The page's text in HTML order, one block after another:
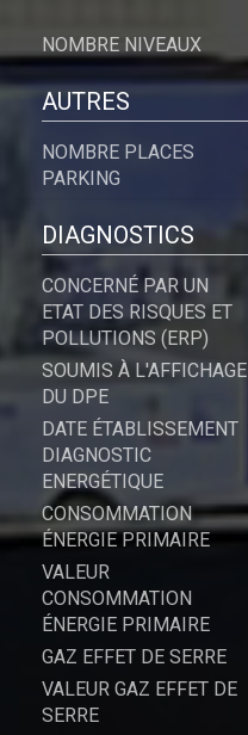
NOMBRE NIVEAUX
AUTRES
NOMBRE PLACES
PARKING
DIAGNOSTICS
CONCERNÉ PAR UN
ETAT DES RISQUES ET
POLLUTIONS (ERP)
SOUMIS À L'AFFICHAGE
DU DPE
DATE ÉTABLISSEMENT
DIAGNOSTIC
ENERGÉTIQUE
CONSOMMATION
ÉNERGIE PRIMAIRE
VALEUR
CONSOMMATION
ÉNERGIE PRIMAIRE
GAZ EFFET DE SERRE
VALEUR GAZ EFFET DE
SERRE